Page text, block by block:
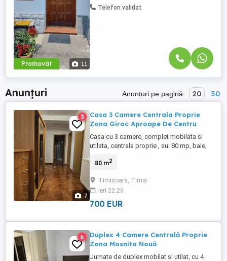
Promovat 11
Telefon validat
Anunțuri Anunțuri pe pagină: 20 50
7
3
Casa 3 Camere Centrala Proprie
Zona Giroc Aproape De Centru
Casa cu 3 camere, complet mobilata si
utilata, centrala proprie , su: 80 mp, baie,
de companie.. Pret: 700 Euro Tel:
80 m2
Timisoara, Timis
ieri 22:26
700 EUR
6
Duplex 4 Camere Centrală Proprie
Zona Mosnita Nouă
Jumate de duplex mobilat si utilat, cu 4